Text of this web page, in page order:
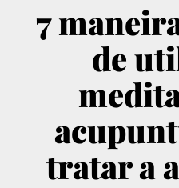
7
de
tratar a